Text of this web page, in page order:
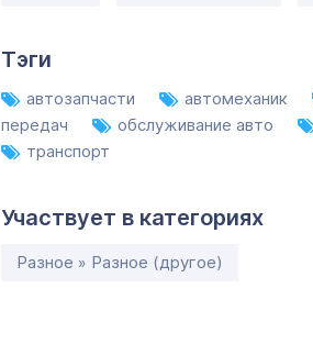
Тэги
автозапчасти автомеханик
передач
обслуживание авто
транспорт
Участвует в категориях
Разное » Разное (другое)